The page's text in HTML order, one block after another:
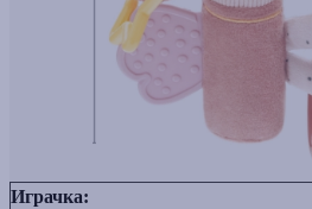
Играчка: